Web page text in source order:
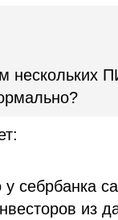
нескольких
у себрбанка
из